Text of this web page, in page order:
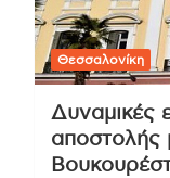
Θεσσαλονίκη
Δυναμικές
αποστολής